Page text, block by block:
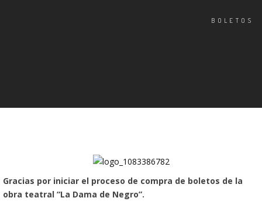
BOLETOS
Gracias por iniciar el proceso de compra de boletos de la
obra teatral “La Dama de Negro”.